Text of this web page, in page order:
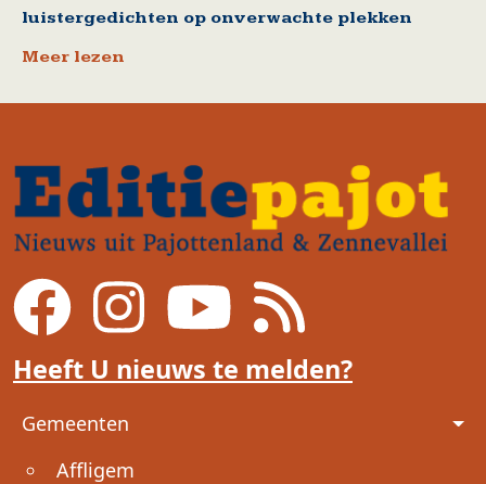
luistergedichten op onverwachte plekken
Meer lezen
Heeft U nieuws te melden?
Voet
Gemeenten
Affligem